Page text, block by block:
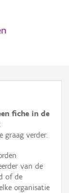
fiche in de
graag verder.
van de
of de
organisatie